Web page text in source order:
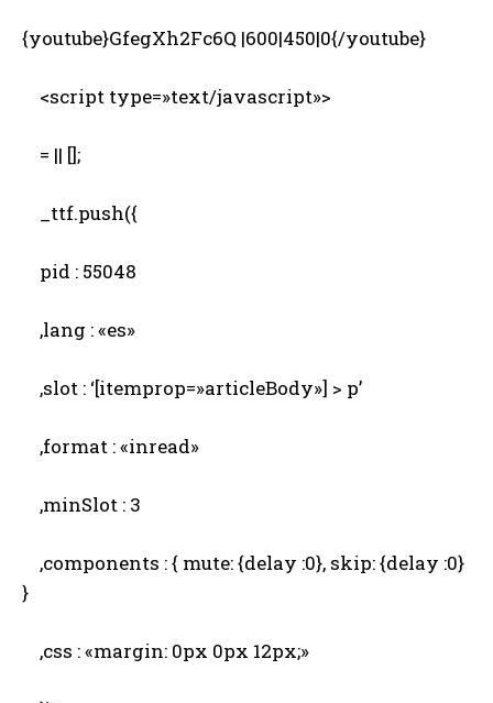
{youtube}GfegXh2Fc6Q |600|450|0{/youtube}
<script type=»text/javascript»>
= || [];
_ttf.push({
pid : 55048
,lang : «es»
,slot : ‘[itemprop=»articleBody»] > p’
,format : «inread»
,minSlot : 3
,components : { mute: {delay :0}, skip: {delay :0}
}
,css : «margin: 0px 0px 12px;»